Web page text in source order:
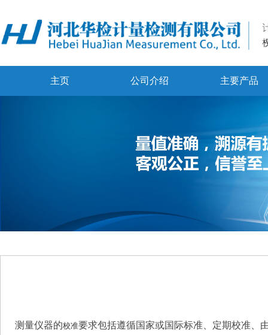
主页 公司介绍 主要产品
测量仪器的校准要求包括遵循国家或国际标准、定期校准、